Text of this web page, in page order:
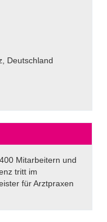
Deutschland
Mitarbeitern und
tritt im
für Arztpraxen